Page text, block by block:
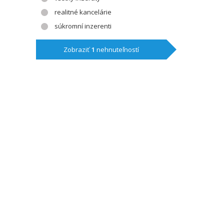
realitné kancelárie
súkromní inzerenti
Zobraziť1 nehnuteľností